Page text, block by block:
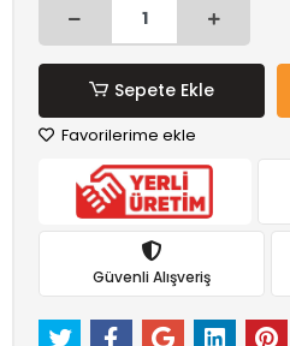
Sepete Ekle
Favorilerime ekle
Güvenli Alışveriş